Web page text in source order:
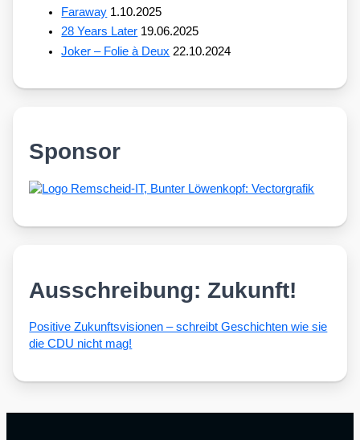
Faraway 1.10.2025
28 Years Later 19.06.2025
Joker – Folie à Deux 22.10.2024
Sponsor
Ausschreibung: Zukunft!
Posi­ti­ve Zukunfts­vi­sio­nen – schreibt Geschich­ten wie sie
die CDU nicht mag!